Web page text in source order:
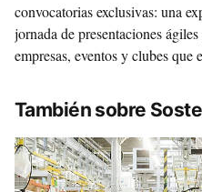
convocatorias exclusivas: una
jornada de presentaciones
empresas, eventos y clubes que
También sobre